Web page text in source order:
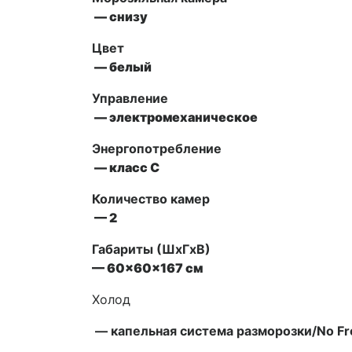
— снизу
Цвет
— белый
Управление
—электромеханическое
Энергопотребление
— класс C
Количество камер
— 2
Габариты (ШxГxВ)
—60x60x167см
Холод
— капельная система разморозки/No